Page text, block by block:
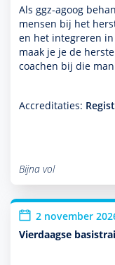
Als ggz-agoog
mensen bij het
en het integreren
maak je je de
coachen bij die
Accreditaties:
Bijna vol
2 november
Vierdaagse